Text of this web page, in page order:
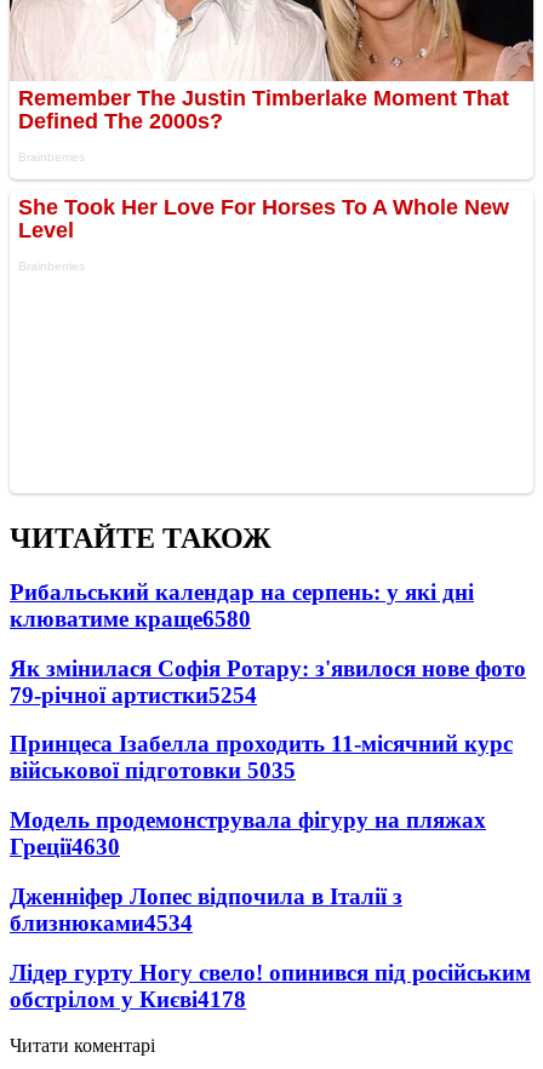
ЧИТАЙТЕ ТАКОЖ
Рибальський календар на серпень: у які дні
клюватиме краще6580
Як змінилася Софія Ротару: з'явилося нове фото
79-річної артистки5254
Принцеса Ізабелла проходить 11-місячний курс
військової підготовки 5035
Модель продемонструвала фігуру на пляжах
Греції4630
Дженніфер Лопес відпочила в Італії з
близнюками4534
Лідер гурту Ногу свело! опинився під російським
обстрілом у Києві4178
Читати коментарі